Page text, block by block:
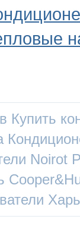
Купить
Noirot